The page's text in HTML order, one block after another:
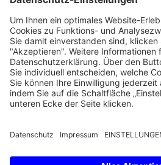
Impressum
Datenschutz